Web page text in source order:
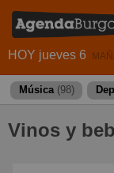
HOY jueves 6
Música (98)
Vinos y